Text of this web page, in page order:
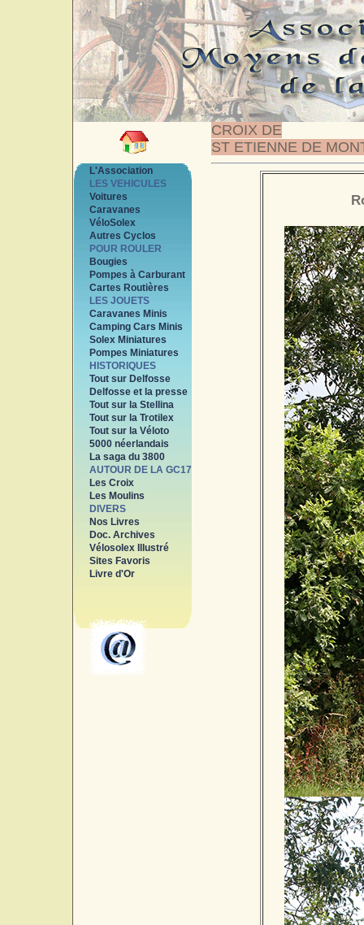
CROIX DE
ST ETIENNE DE
L'Association
LES VEHICULES
Voitures
Caravanes
VéloSolex
Autres Cyclos
POUR ROULER
Bougies
Pompes à Carburant
Cartes Routières
LES JOUETS
Caravanes Minis
Camping Cars Minis
Solex Miniatures
Pompes Miniatures
HISTORIQUES
Tout sur Delfosse
Delfosse et la presse
Tout sur la Stellina
Tout sur la Trotilex
Tout sur la Véloto
5000 néerlandais
La saga du 3800
AUTOUR DE LA GC17
Les Croix
Les Moulins
DIVERS
Nos Livres
Doc. Archives
Vélosolex Illustré
Sites Favoris
Livre d'Or